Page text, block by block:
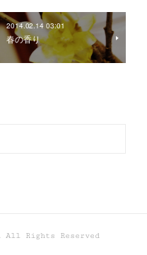
2014.02.14 03:01
春の香り
All Rights Reserved